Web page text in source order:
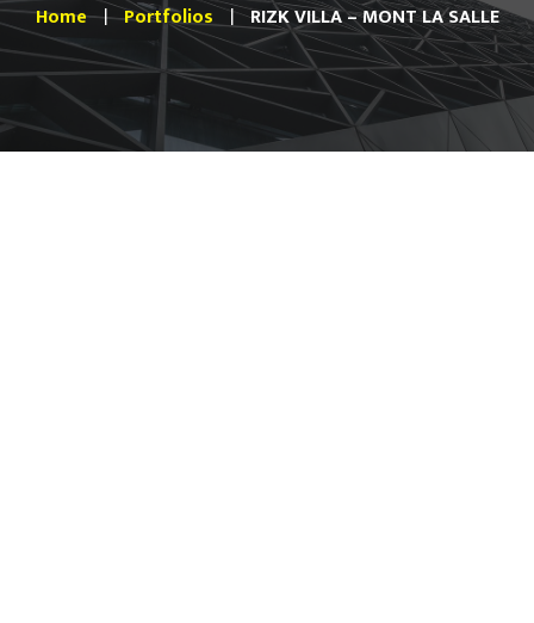
Home Portfolios RIZK VILLA – MONT LA SALLE